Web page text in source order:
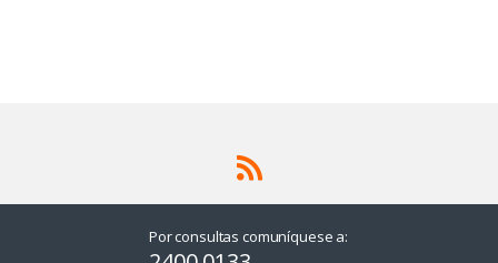
Por consultas comuníquese a: